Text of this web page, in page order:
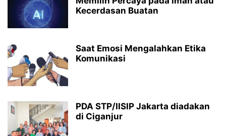
Kecerdasan Buatan
Saat Emosi Mengalahkan Etika
Komunikasi
PDA STP/IISIP Jakarta diadakan
di Ciganjur